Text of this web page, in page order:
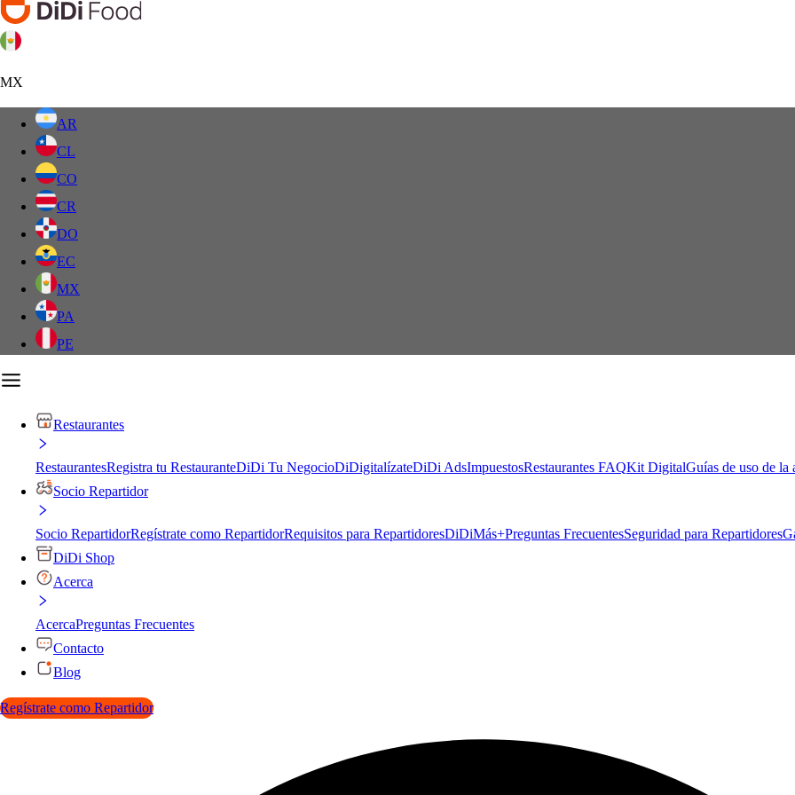
MX
AR
CL
CO
CR
DO
EC
MX
PA
PE
Restaurantes
RestaurantesRegistra tu RestauranteDiDi Tu NegocioDiDigitalízateDiDi AdsImpuestosRestaurantes FAQKit DigitalGuías de uso de la
Socio Repartidor
Socio RepartidorRegístrate como RepartidorRequisitos para RepartidoresDiDiMás+Preguntas FrecuentesSeguridad para Repartidores
DiDi Shop
Acerca
AcercaPreguntas Frecuentes
Contacto
Blog
Regístrate como Repartidor